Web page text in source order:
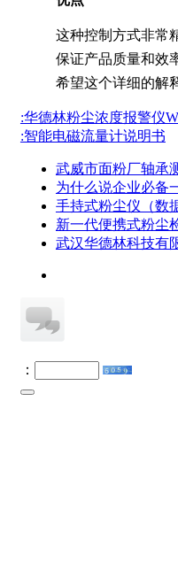
这种控制方式非常
保证产品质量和效
希望这个详细的解
:华德林粉尘浓度报警仪
:智能电磁流量计说明书
武威市面粉厂轴承
为什么说企业必备
手持式粉尘仪（数
新一代便携式粉尘
武汉华德林科技有
：